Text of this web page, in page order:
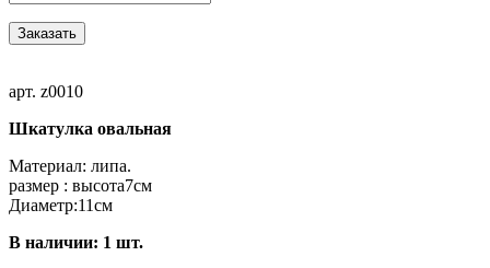
Заказать
арт. z0010
Шкатулка овальная
Материал: липа.
размер : высота7cм
Диаметр:11см
В наличии: 1 шт.